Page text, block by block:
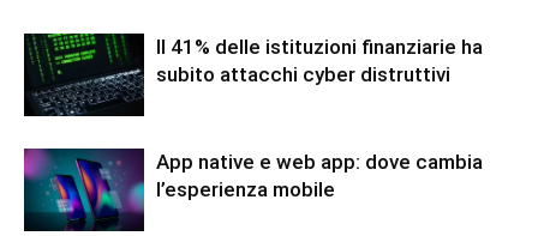
Il 41% delle istituzioni finanziarie ha
subito attacchi cyber distruttivi
App native e web app: dove cambia
l’esperienza mobile